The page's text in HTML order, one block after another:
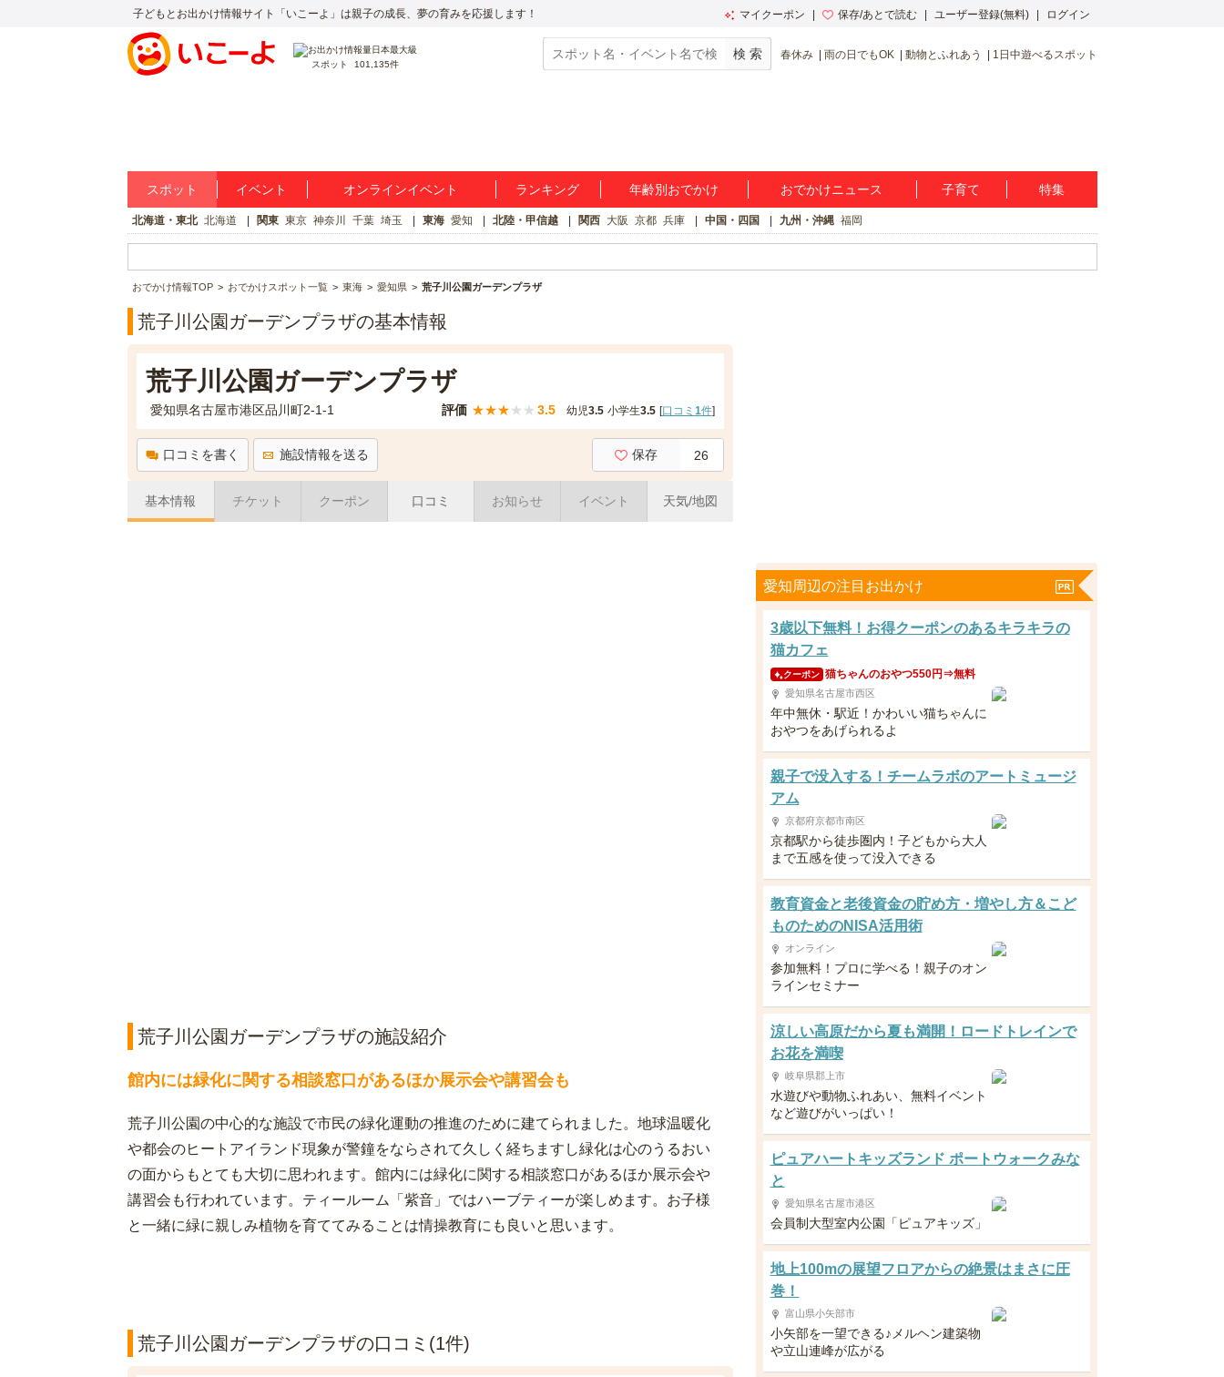
子どもとお出かけ情報サイト「いこーよ」は親子の成長、夢の育みを応援します！ マイクーポン 保存/あとで読む ユーザー登録(無料) ログイン
スポット 101,135件
春休み 雨の日でもOK 動物とふれあう 1日中遊べるスポット
スポット イベント オンラインイベント ランキング 年齢別おでかけ おでかけニュース 子育て 特集
北海道・東北 北海道 関東 東京 神奈川 千葉 埼玉 東海 愛知 北陸・甲信越 関西 大阪 京都 兵庫 中国・四国 九州・沖縄 福岡
おでかけ情報TOP おでかけスポット一覧 東海 愛知県 荒子川公園ガーデンプラザ
荒子川公園ガーデンプラザの基本情報
荒子川公園ガーデンプラザ
愛知県名古屋市港区品川町2-1-1 評価 ★★★★ ★ 3.5 幼児3.5 小学生3.5 [口コミ 1件]
口コミを書く 施設情報を送る 保存 26
基本情報 チケット クーポン 口コミ お知らせ イベント 天気/地図
荒子川公園ガーデンプラザの施設紹介
館内には緑化に関する相談窓口があるほか展示会や講習会も
荒子川公園の中心的な施設で市民の緑化運動の推進のために建てられました。地球温暖化
や都会のヒートアイランド現象が警鐘をならされて久しく経ちますし緑化は心のうるおい
の面からもとても大切に思われます。館内には緑化に関する相談窓口があるほか展示会や
講習会も行われています。ティールーム「紫音」ではハーブティーが楽しめます。お子様
と一緒に緑に親しみ植物を育ててみることは情操教育にも良いと思います。
荒子川公園ガーデンプラザの口コミ(1件)
愛知周辺の注目お出かけ
3歳以下無料！お得クーポンのあるキラキラの
猫カフェ
クーポン 猫ちゃんのおやつ550円⇒無料
愛知県名古屋市西区
年中無休・駅近！かわいい猫ちゃんに
おやつをあげられるよ
親子で没入する！チームラボのアートミュージ
アム
京都府京都市南区
京都駅から徒歩圏内！子どもから大人
まで五感を使って没入できる
教育資金と老後資金の貯め方・増やし方＆こど
ものためのNISA活用術
オンライン
参加無料！プロに学べる！親子のオン
ラインセミナー
涼しい高原だから夏も満開！ロードトレインで
お花を満喫
岐阜県郡上市
水遊びや動物ふれあい、無料イベント
など遊びがいっぱい！
ピュアハートキッズランド ポートウォークみな
と
愛知県名古屋市港区
会員制大型室内公園「ピュアキッズ」
地上100mの展望フロアからの絶景はまさに圧
巻！
富山県小矢部市
小矢部を一望できる♪メルヘン建築物
や立山連峰が広がる